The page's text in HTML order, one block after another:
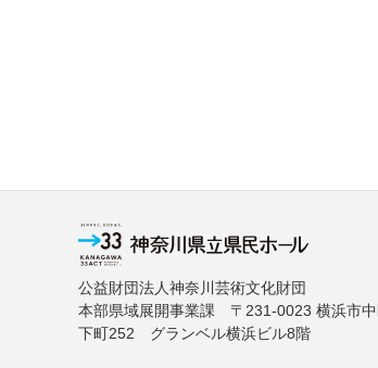
公益財団法人神奈川芸術文化財団
本部県域展開事業課 〒231-0023 横浜市中
下町252 グランベル横浜ビル8階